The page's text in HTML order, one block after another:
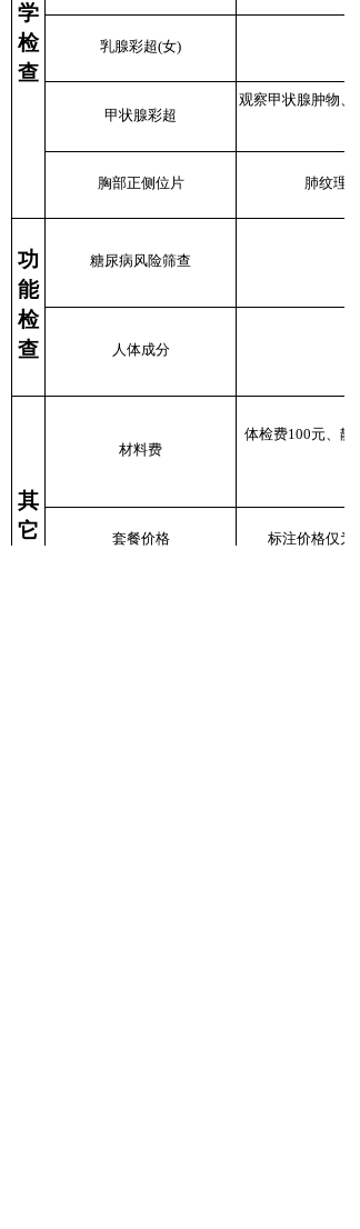
学
检
查
乳腺彩超(女)
甲状腺彩超
观察甲状腺肿物、
胸部正侧位片 肺纹理
功
能
检
查
糖尿病风险筛查
人体成分
其
它
材料费
体检费100元、
套餐价格 标注价格仅为